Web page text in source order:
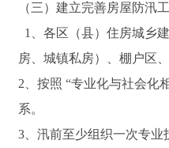
（三）建立完善房屋防汛
1、各区（县）住房城乡
房、城镇私房）、棚户区
2、按照 “专业化与社会化
系。
3、汛前至少组织一次专业